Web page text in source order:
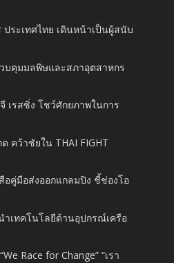
ระเทศไทย เดินหน้าเป็นผู้สนับ
บคุมมลพิษและสภาอุตสาหกร
เรสซิ่ง โชว์ศักยภาพในการ
คว้าชัยใน THAI FIGHT
อคู่มือส่งออกแกลมปิง ชี้ช่องโอ
ำเทคโนโลยีด้านอุปกรณ์เครือ
Race for Change” “เรา